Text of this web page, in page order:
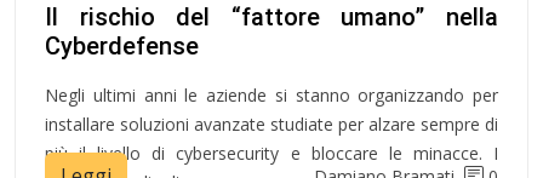
Il rischio del “fattore umano” nella
Cyberdefense
Negli ultimi anni le aziende si stanno organizzando per
installare soluzioni avanzate studiate per alzare sempre di
più il livello di cybersecurity e bloccare le minacce. I